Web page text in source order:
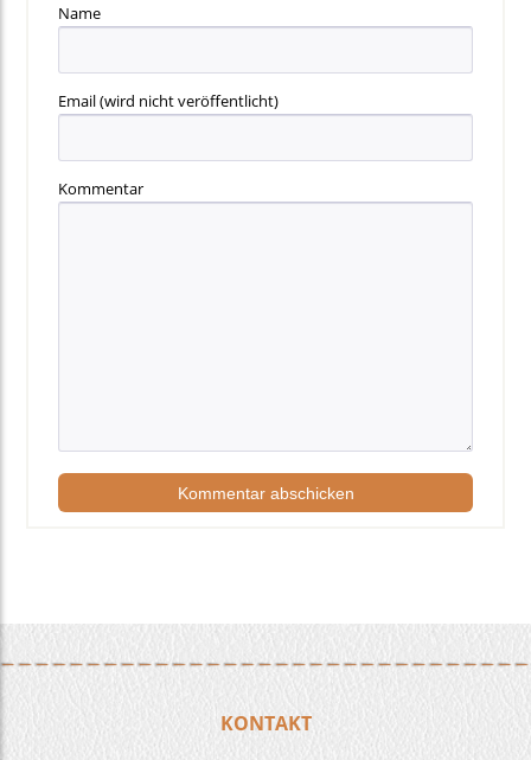
Name
Email(wird nicht veröffentlicht)
Kommentar
KONTAKT